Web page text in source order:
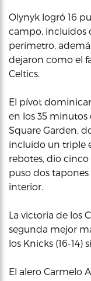
Olynyk logró 16
campo, incluidos
perímetro,
dejaron como el
Celtics.
El pívot
en los 35 minutos
Square Garden,
incluido un triple
rebotes, dio cinco
puso dos
interior.
La victoria de los
segunda mejor
los Knicks (16-14)
El alero Carmelo